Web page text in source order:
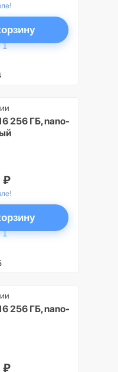
1
256 ГБ, nano-
₽
1
256 ГБ, nano-
₽